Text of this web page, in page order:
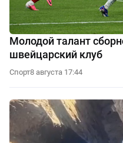
Молодой талант
швейцарский клуб
Спорт8 августа 17:44